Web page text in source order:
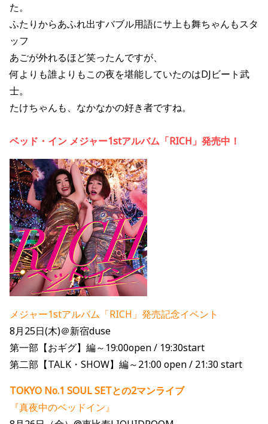
た。
ふたりからあふれ出すバブル用語にサ上も舞ちゃんもスタ
ッフ
あごが外れるほど笑ったんですが、
何よりも誰よりもこの夜を堪能していたのはDJビート武
士。
たけちゃんも、なかなかの好き者ですね。
ベッド・イン メジャー1stアルバム「RICH」発売中！
メジャー1stアルバム「RICH」発売記念イベント
8月25日(木)＠新宿duse
第一部【おギグ】編～19:00open / 19:30start
第二部【TALK・SHOW】編～21:00 open / 21:30 start
TOKYO No.1 SOUL SETとの2マンライブ
『真夜中のベッドイン』